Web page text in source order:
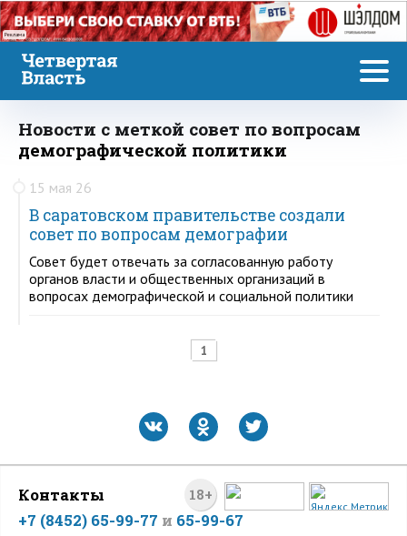
Реклама
Новости с меткой совет по вопросам
демографической политики
15 мая 26
В саратовском правительстве создали
совет по вопросам демографии
Совет будет отвечать за согласованную работу
органов власти и общественных организаций в
вопросах демографической и социальной политики
1
18+
Контакты
+7 (8452) 65-99-77 и 65-99-67